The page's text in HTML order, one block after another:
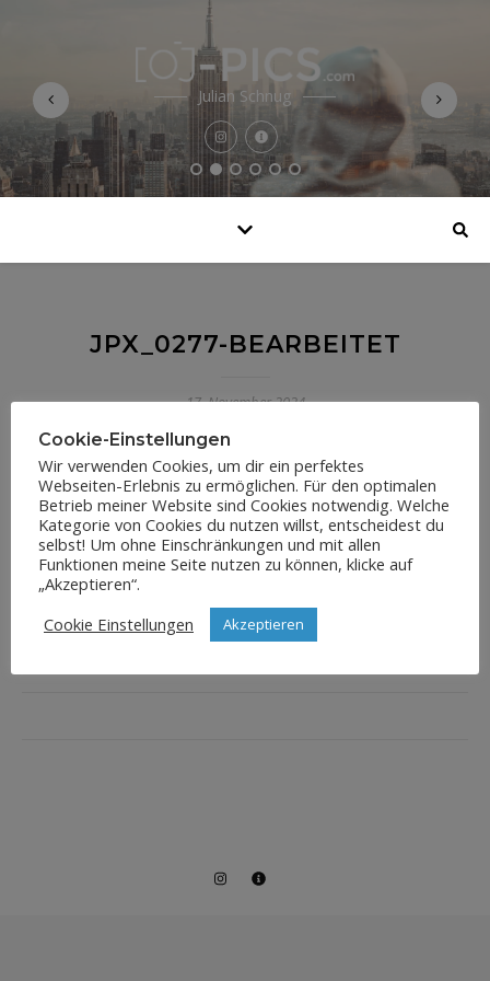
Julian Schnug
JPX_0277-BEARBEITET
17. November 2024
Cookie-Einstellungen
Wir verwenden Cookies, um dir ein perfektes
Webseiten-Erlebnis zu ermöglichen. Für den optimalen
Betrieb meiner Website sind Cookies notwendig. Welche
Kategorie von Cookies du nutzen willst, entscheidest du
selbst! Um ohne Einschränkungen und mit allen
Funktionen meine Seite nutzen zu können, klicke auf
„Akzeptieren“.
Cookie Einstellungen
Akzeptieren